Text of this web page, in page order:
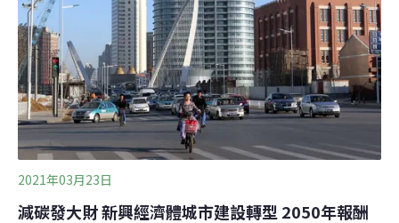
富裕地區，面對極端氣候仍然脆弱，減碳不只是環保議
題，更關係到民眾生活安全。綠色和平與今周刊今（13
日）舉行「臺灣淨零城市先行」論壇，邀請地方政府共同
交流城市減碳策略。綠色和平指出，六都的碳排約占我國
總排放的七成，根據環保署統計，人均碳排放最高為桃園
市14.36噸，最低的則是台北市4.
2021年03月23日
減碳發大財 新興經濟體城市建設轉型 2050年報酬